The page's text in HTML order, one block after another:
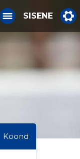
SISENE
Koond